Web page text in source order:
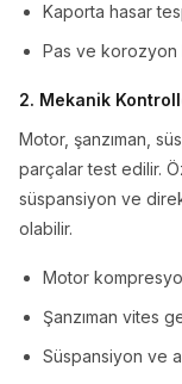
Kaporta hasar
Pas ve korozyon
2. Mekanik
Motor, şanzıman,
parçalar test edilir.
süspansiyon ve
olabilir.
Motor
Şanzıman vites
Süspansiyon ve